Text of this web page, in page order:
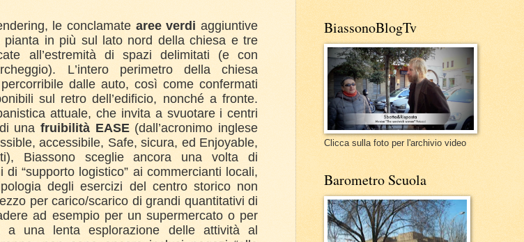
le conclamate aree verdi aggiuntive
pianta in più sul lato nord della chiesa e tre
all’estremità di spazi delimitati (e con
L’intero perimetro della chiesa
dalle auto, così come confermati
sul retro dell’edificio, nonché a fronte.
attuale, che invita a svuotare i centri
una fruibilità EASE(dall’acronimo inglese
accessibile, Safe, sicura, ed Enjoyable,
Biassono sceglie ancora una volta di
“supporto logistico” ai commercianti locali,
degli esercizi del centro storico non
per carico/scarico di grandi quantitativi di
ad esempio per un supermercato o per
a una lenta esplorazione delle attività al
BiassonoBlogTv
Clicca sulla foto per l'archivio video
Barometro Scuola